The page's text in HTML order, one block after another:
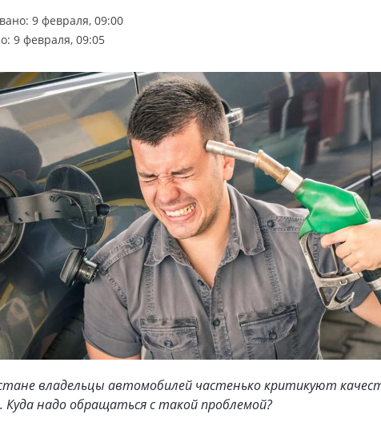
9 февраля, 09:00
9 февраля, 09:05
владельцы автомобилей частенько критикуют
Куда надо обращаться с такой проблемой?